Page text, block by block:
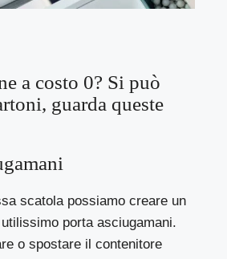
a costo 0? Si può
guarda queste
scatola possiamo creare un
porta asciugamani.
o spostare il contenitore